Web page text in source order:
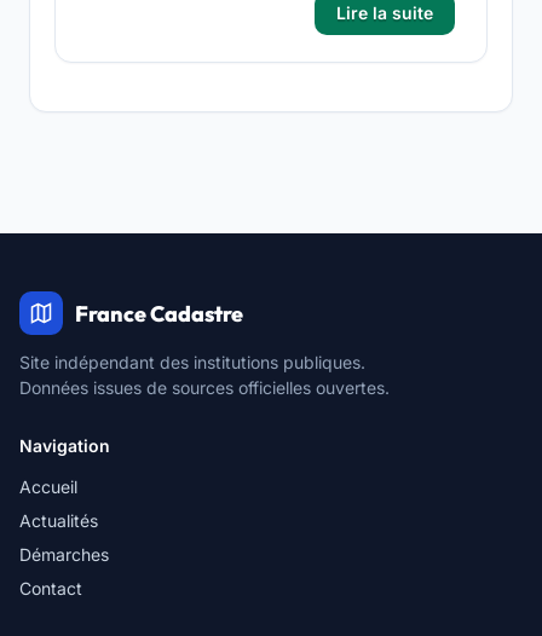
Lire la suite
France Cadastre
Site indépendant des institutions publiques.
Données issues de sources officielles ouvertes.
Navigation
Accueil
Actualités
Démarches
Contact